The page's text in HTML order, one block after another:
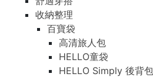
收納整理
百寶袋
高清旅人包
HELLO童袋
HELLO Simply 後背包